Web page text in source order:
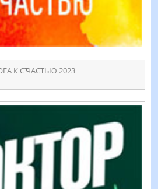
К СꚒАСТЬЮ 2023